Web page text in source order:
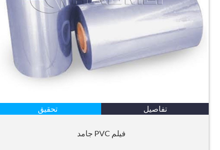
تفاصيل تحقيق
فيلم PVC جامد